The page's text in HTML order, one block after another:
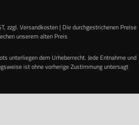
zzgl. Versandkosten | Die durchgestrichenen Preise
unserem alten Preis
unterliegen dem Urheberrecht. Jede Entnahme und
ist ohne vorherige Zustimmung untersagt